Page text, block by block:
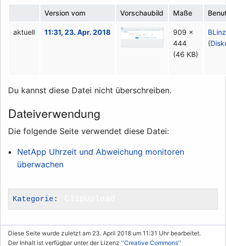
Version vom Vorschaubild Maße
aktuell 11:31, 23. Apr. 2018
909 ×
444
(46 KB)
BLinz
(
Du kannst diese Datei nicht überschreiben.
Dateiverwendung
Die folgende Seite verwendet diese Datei:
NetApp Uhrzeit und Abweichung monitoren
überwachen
Kategorie :
Diese Seite wurde zuletzt am 23. April 2018 um 11:31 Uhr bearbeitet.
Der Inhalt ist verfügbar unter der Lizenz ''Creative Commons''